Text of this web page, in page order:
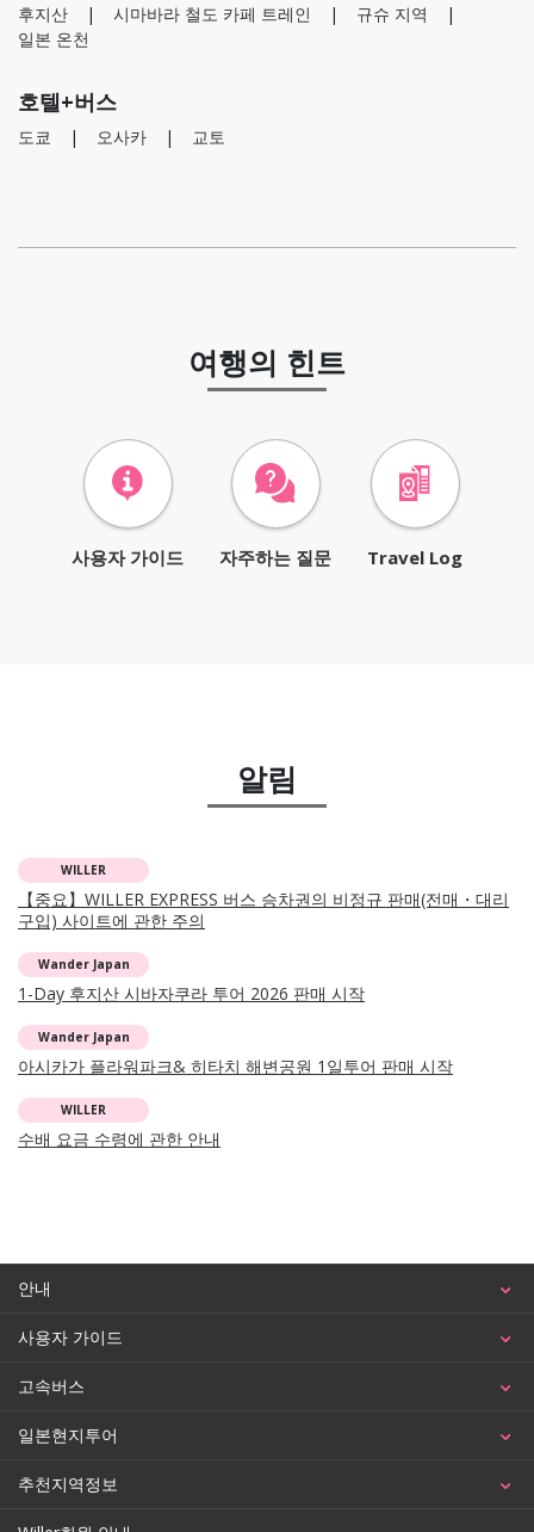
후지산 시마바라 철도 카페 트레인
규슈 지역
일본 온천
호텔+버스
도쿄 오사카 교토
여행의 힌트
사용자 가이드 자주하는 질문 Travel Log
알림
WILLER
【중요】WILLER EXPRESS 버스 승차권의 비정규 판매(전매・대리
구입) 사이트에 관한 주의
Wander Japan
1-Day 후지산 시바자쿠라 투어 2026 판매 시작
Wander Japan
아시카가 플라워파크& 히타치 해변공원 1일투어 판매 시작
WILLER
수배 요금 수령에 관한 안내
안내
사용자 가이드
고속버스
일본현지투어
추천지역정보